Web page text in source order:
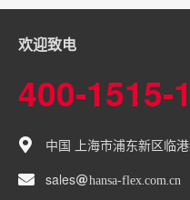
欢迎致电
400-1515-
中国 上海市浦东新区临
sales
hansa-flex com cn